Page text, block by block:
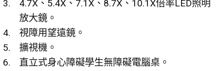
4.7X、5.4X、7.1X、8.7X、10.1X倍率LED照明
放大鏡。
視障用望遠鏡。
擴視機。
直立式身心障礙學生無障礙電腦桌。